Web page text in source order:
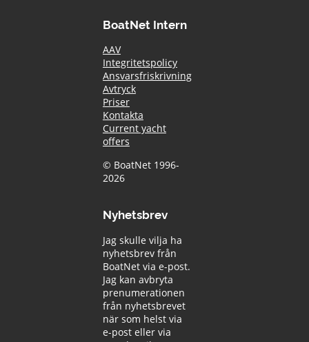
BoatNet Intern
AAV
Integritetspolicy
Ansvarsfriskrivning
Avtryck
Priser
Kontakta
Current yacht
offers
© BoatNet 1996-
2026
Nyhetsbrev
Jag skulle vilja ha
nyhetsbrev från
BoatNet via e-post.
Jag kan avbryta
prenumerationen
från nyhetsbrevet
när som helst via
e-post eller via